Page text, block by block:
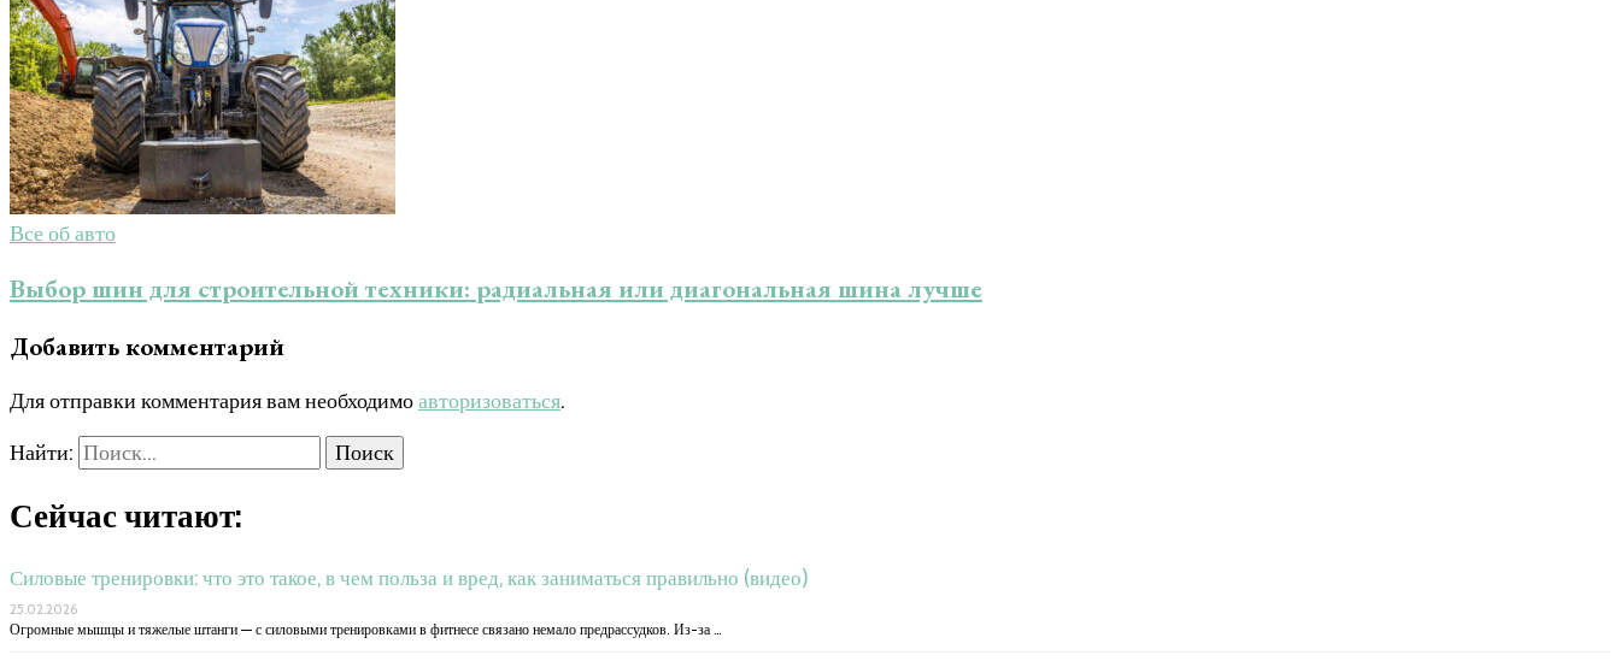
Все об авто
Выбор шин для строительной техники: радиальная или диагональная шина лучше
Добавить комментарий
Для отправки комментария вам необходимоавторизоваться.
Найти:
Сейчас читают:
Силовые тренировки: что это такое, в чем польза и вред, как заниматься правильно (видео)
25.02.2026
Огромные мышцы и тяжелые штанги — с силовыми тренировками в фитнесе связано немало предрассудков. Из-за …